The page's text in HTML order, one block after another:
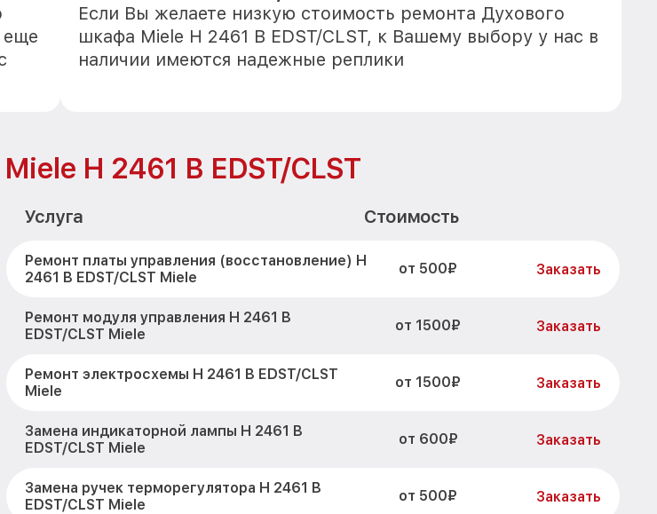
еще
Если Вы желаете низкую стоимость ремонта Духового
шкафа Miele H 2461 B EDST/CLST, к Вашему выбору у нас в
наличии имеются надежные реплики
Miele H 2461 B EDST/CLST
Услуга Стоимость
Ремонт платы управления (восстановление) H
2461 B EDST/CLST Miele
от 500₽ Заказать
Ремонт модуля управления H 2461 B
EDST/CLST Miele
от 1500₽ Заказать
Ремонт электросхемы H 2461 B EDST/CLST
Miele
от 1500₽ Заказать
Замена индикаторной лампы H 2461 B
EDST/CLST Miele
от 600₽ Заказать
Замена ручек терморегулятора H 2461 B
EDST/CLST Miele
от 500₽ Заказать